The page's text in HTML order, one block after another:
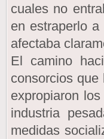
cuales no
en estraperlo
afectaba
El camino
consorcios
expropiaron
industria
medidas